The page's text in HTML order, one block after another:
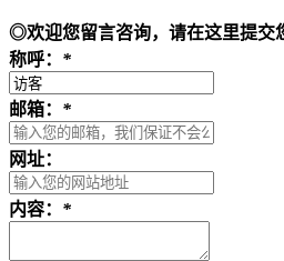
◎欢迎您留言咨询，请在这里提交
称呼： *
邮箱： *
网址：
内容： *